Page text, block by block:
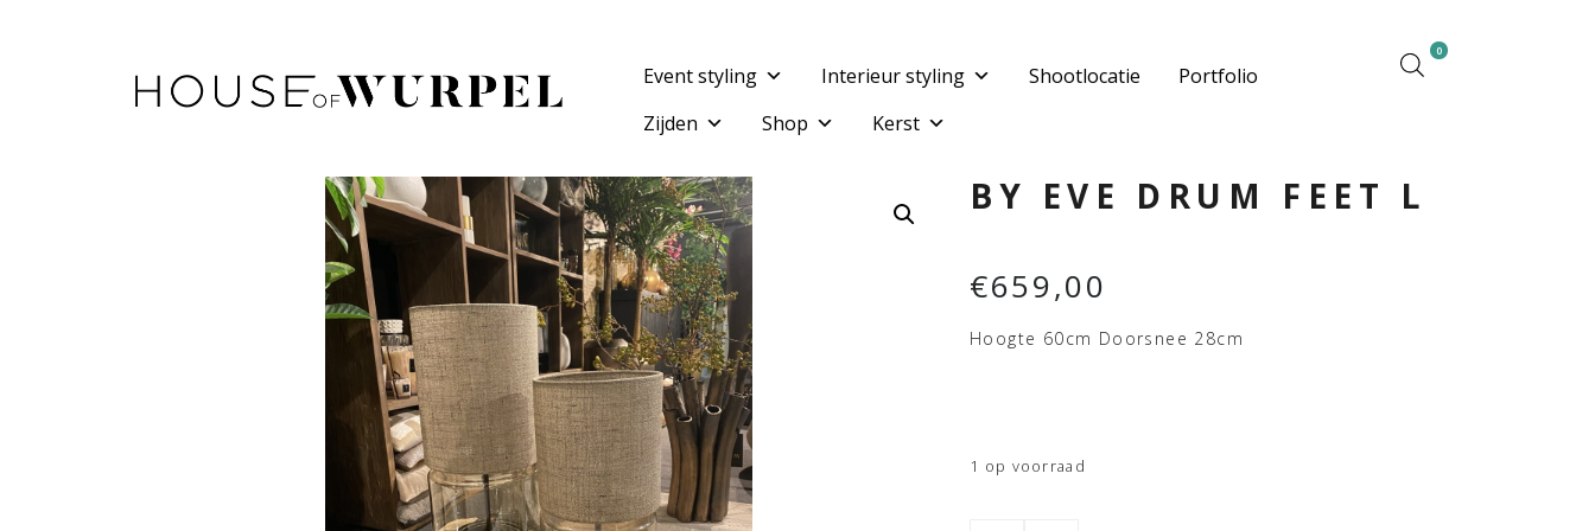
Event styling Interieur styling Shootlocatie
Portfolio
Zijden
Shop Kerst
0
BY EVE DRUM FEET L
€659,00
Hoogte 60cm Doorsnee 28cm
1 op voorraad